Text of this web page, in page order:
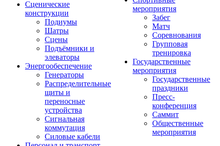
Сценические
конструкции
Подиумы
Шатры
Сцены
Подъёмники и
элеваторы
Энергообеспечение
Генераторы
Распределительные
щиты и
переносные
устройства
Сигнальная
коммутация
Силовые кабели
мероприятия
Забег
Матч
Соревнования
Групповая
тренировка
Государственные
мероприятия
Государственные
праздники
Пресс-
конференция
Саммит
Общественные
мероприятия